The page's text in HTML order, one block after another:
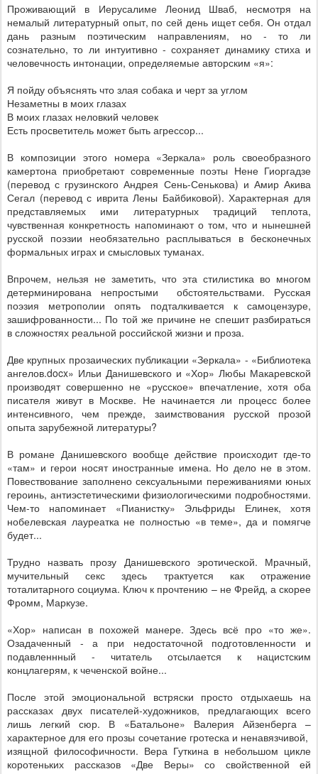
Проживающий в Иерусалиме Леонид Шваб, несмотря на
немалый литературный опыт, по сей день ищет себя. Он отдал
дань разным поэтическим направлениям, но - то ли
сознательно, то ли интуитивно - сохраняет динамику стиха и
человечность интонации, определяемые авторским «я»:
Я пойду объяснять что злая собака и черт за углом
Незаметны в моих глазах
В моих глазах неловкий человек
Есть просветитель может быть агрессор...
В композиции этого номера «Зеркала» роль своеобразного
камертона приобретают современные поэты Нене Гиоргадзе
(перевод с грузинского Андрея Сень-Сенькова) и Амир Акива
Сегал (перевод с иврита Лены Байбиковой). Характерная для
представляемых ими литературных традиций теплота,
чувственная конкретность напоминают о том, что и нынешней
русской поэзии необязательно расплываться в бесконечных
формальных играх и смысловых туманах.
Впрочем, нельзя не заметить, что эта стилистика во многом
детерминирована непростыми
обстоятельствами. Русская
поэзия метрополии опять подталкивается к самоцензуре,
зашифрованности... По той же причине не спешит разбираться
в сложностях реальной российской жизни и проза.
Две крупных прозаических публикации «Зеркала» - «Библиотека
ангелов.docx» Ильи Данишевского и «Хор» Любы Макаревской
производят совершенно не «русское» впечатление, хотя оба
писателя живут в Москве. Не начинается ли процесс более
интенсивного, чем прежде, заимствования русской прозой
опыта зарубежной литературы?
В романе Данишевского вообще действие происходит где-то
«там» и герои носят иностранные имена. Но дело не в этом.
Повествование заполнено сексуальными переживаниями юных
героинь, антиэстетическими физиологическими подробностями.
Чем-то напоминает «Пианистку» Эльфриды Елинек, хотя
нобелевская лауреатка не полностью «в теме», да и помягче
будет...
Трудно назвать прозу Данишевского эротической. Мрачный,
мучительный секс здесь трактуется как отражение
тоталитарного социума. Ключ к прочтению – не Фрейд, а скорее
Фромм, Маркузе.
«Хор» написан в похожей манере. Здесь всё про «то же».
Озадаченный - а при недостаточной подготовленности и
подавленнный - читатель отсылается к нацистским
концлагерям, к чеченской войне...
После этой эмоциональной встряски просто отдыхаешь на
рассказах двух писателей-художников, предлагающих всего
лишь легкий сюр. В «Батальоне» Валерия Айзенберга –
характерное для его прозы сочетание гротеска и ненавязчивой,
изящной философичности. Вера Гуткина в небольшом цикле
коротеньких рассказов «Две Веры» со свойственной ей